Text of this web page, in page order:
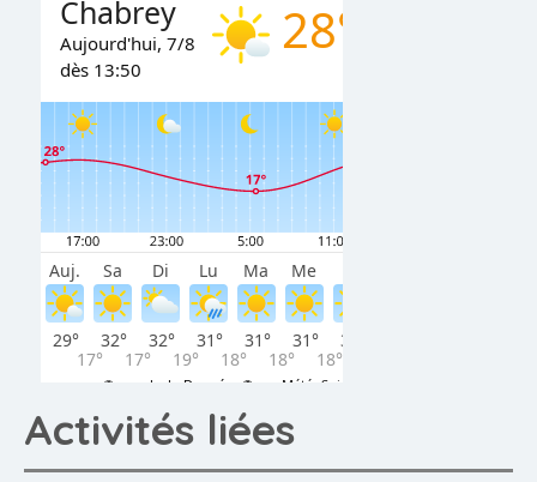
Activités liées